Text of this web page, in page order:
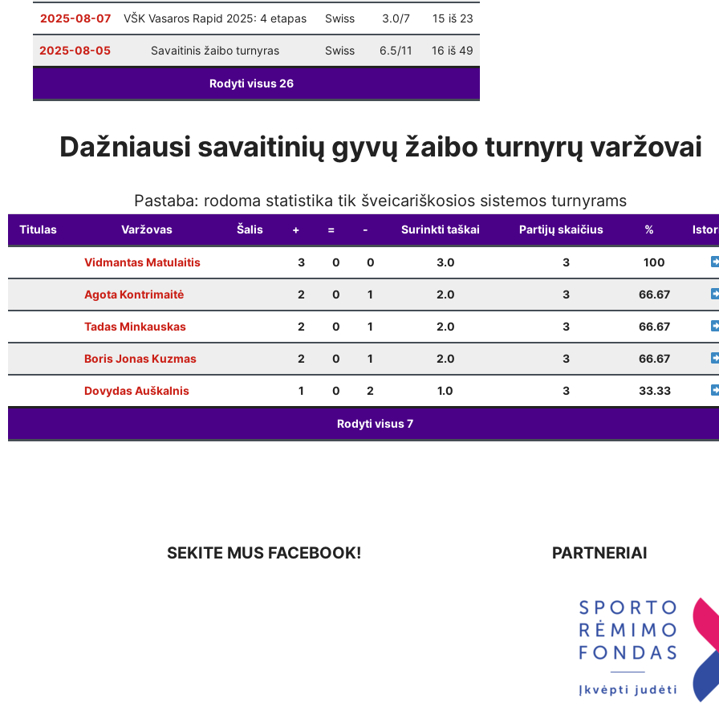
12-22 19:00 Weekly Blitz
Weekly Blitz
2025-08-07 VŠK Vasaros Rapid 2025: 4 etapas Swiss 3.0/7 15 iš 23
2025-08-05 Savaitinis žaibo turnyras Swiss 6.5/11 16 iš 49
Rodyti visus26
Dažniausi savaitinių gyvų žaibo turnyrų varžovai
Pastaba: rodoma statistika tik šveicariškosios sistemos turnyrams
Titulas Varžovas Šalis + = - Surinkti taškai Partijų skaičius %
Vidmantas Matulaitis 3 0 0 3.0 3 100
Agota Kontrimaitė 2 0 1 2.0 3 66.67
Tadas Minkauskas 2 0 1 2.0 3 66.67
Boris Jonas Kuzmas 2 0 1 2.0 3 66.67
Dovydas Auškalnis 1 0 2 1.0 3 33.33
Rodyti visus7
SEKITE MUS FACEBOOK! PARTNERIAI